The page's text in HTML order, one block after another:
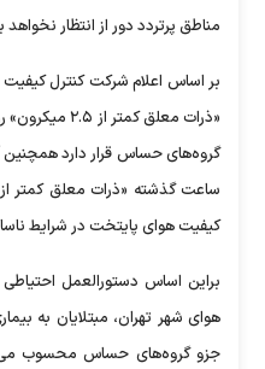
مناطق پرتردد دور از انتظار نخواهد
بر اساس اعلام شرکت کنترل
کیفیت هوای پایتخت در شرایط
براین اساس دستورالعمل
هوای شهر تهران، مبتلایان به
جزو گروه‌های حساس محسوب